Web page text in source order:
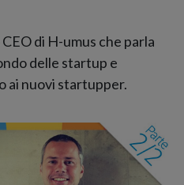
di H-umus che parla
delle startup e
ai nuovi startupper.